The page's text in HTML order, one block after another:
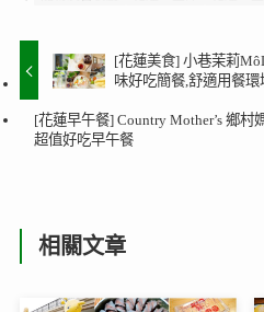
[花蓮美食] 小巷茉莉
味好吃簡餐,舒適用餐
[花蓮早午餐] Country Mother’s 鄉村
超值好吃早午餐
相關文章